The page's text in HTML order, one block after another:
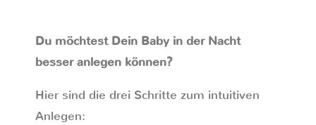
Du möchtest Dein Baby in der Nacht
besser anlegen können?
Hier sind die drei Schritte zum intuitiven
Anlegen: